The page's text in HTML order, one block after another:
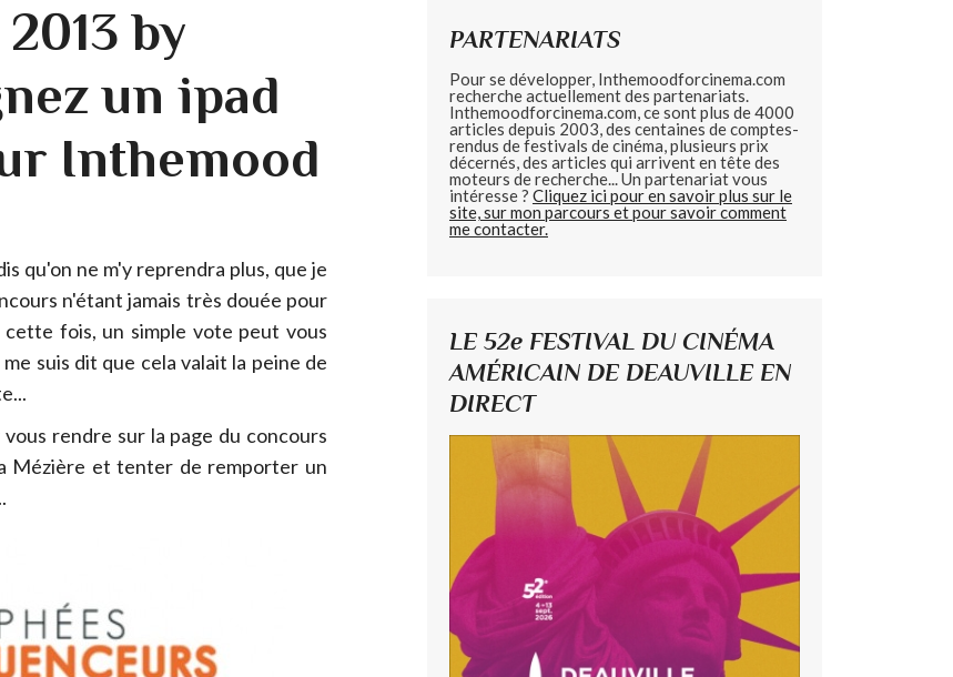
by
un ipad
Inthemood
qu'on ne m'y reprendra plus, que je
n'étant jamais très douée pour
cette fois, un simple vote peut vous
suis dit que cela valait la peine de
rendre sur la page du concours
Mézière et tenter de remporter un
PARTENARIATS
Pour se développer, Inthemoodforcinema.com
recherche actuellement des partenariats.
Inthemoodforcinema.com, ce sont plus de 4000
articles depuis 2003, des centaines de comptes-
rendus de festivals de cinéma, plusieurs prix
décernés, des articles qui arrivent en tête des
moteurs de recherche... Un partenariat vous
intéresse ? Cliquez ici pour en savoir plus sur le
site, sur mon parcours et pour savoir comment
me contacter.
LE 52e FESTIVAL DU CINÉMA
AMÉRICAIN DE DEAUVILLE EN
DIRECT